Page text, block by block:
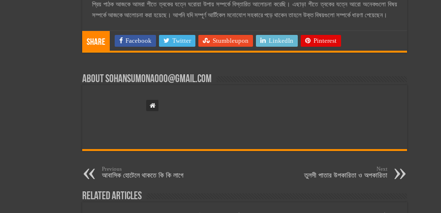
প্রিয় পাঠক আজকে আমরা শীতে ত্বকের যত্নে ঘরোয়া উপায় সম্পর্কে বিস্তারিত আলোচনা করেছি। এছাড়া শীতে ত্বকের যত্নে আরো অনেকগুলো বিষয়
সম্পর্কে আজকে আলোচনা করা হয়েছে। আপনি যদি সম্পূর্ণ আর্টিকেল মনোযোগ সহকারে পড়ে থাকেন তাহলে উক্ত বিষয়গুলো সম্পর্কে ধারণা পেয়েছেন।
Share Facebook Twitter Stumbleupon LinkedIn Pinterest
Aboutsohansumona000@gmail.com
Previous
আবাসিক হোটেলে থাকতে কি কি লাগে
Next
তুলসী পাতার উপকারিতা ও অপকারিতা
Related Articles